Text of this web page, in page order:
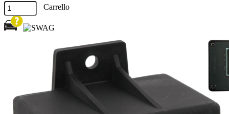
Carrello